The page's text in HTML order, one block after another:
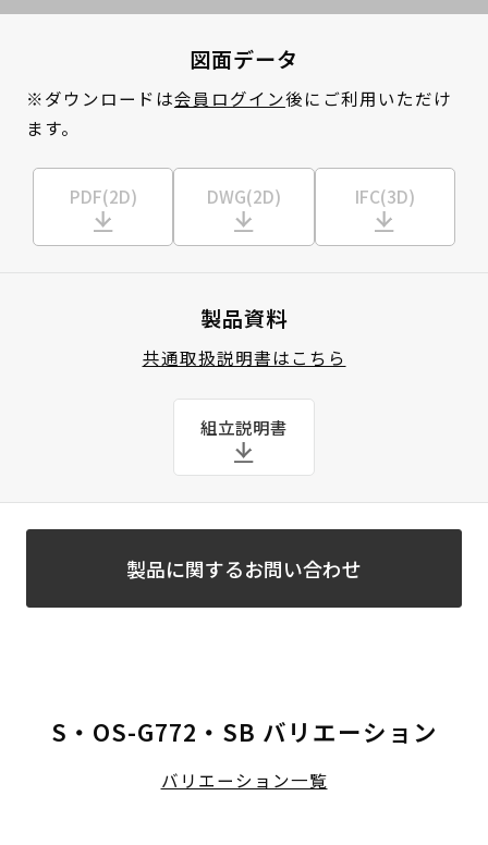
図面データ
※ダウンロードは会員ログイン後にご利用いただけ
ます。
PDF(2D) DWG(2D) IFC(3D)
製品資料
共通取扱説明書はこちら
組立説明書
製品に関するお問い合わせ
S・OS-G772・SB バリエーション
バリエーション一覧